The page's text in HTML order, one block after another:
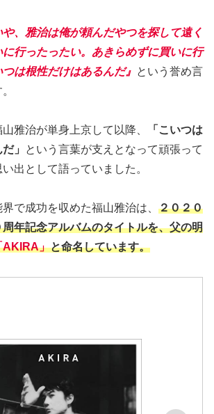
や、雅治は俺が頼んだやつを探して遠く
に行ったったい。あきらめずに買いに行
は根性だけはあるんだ』 という誉め言
雅治が単身上京して以降、
「こいつは
」
という言葉が支えとなって頑張って
出として語っていました。
で成功を収めた福山雅治は、 ２０２０
年記念アルバムのタイトルを、父の明
AKIRA」と命名しています。